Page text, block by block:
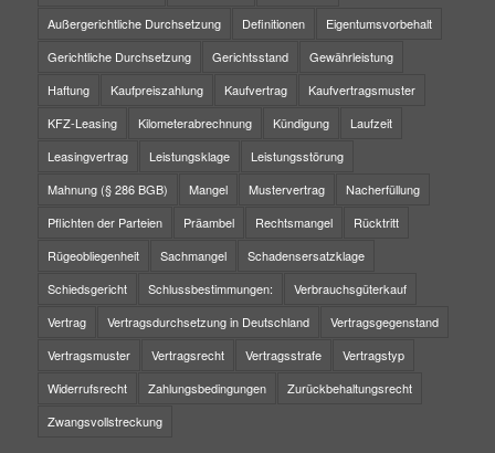
Außergerichtliche Durchsetzung
Definitionen
Eigentumsvorbehalt
Gerichtliche Durchsetzung
Gerichtsstand
Gewährleistung
Haftung
Kaufpreiszahlung Kaufvertrag
Kaufvertragsmuster
KFZ-Leasing
Kilometerabrechnung Kündigung
Laufzeit
Leasingvertrag
Leistungsklage
Leistungsstörung
Mahnung (§ 286 BGB)
Mangel Mustervertrag
Nacherfüllung
Pflichten der Parteien
Präambel Rechtsmangel
Rücktritt
Rügeobliegenheit
Sachmangel
Schadensersatzklage
Schiedsgericht
Schlussbestimmungen:
Verbrauchsgüterkauf
Vertrag
Vertragsdurchsetzung in Deutschland
Vertragsgegenstand
Vertragsmuster
Vertragsrecht Vertragsstrafe
Vertragstyp
Widerrufsrecht
Zahlungsbedingungen
Zurückbehaltungsrecht
Zwangsvollstreckung